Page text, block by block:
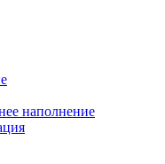
наполнение